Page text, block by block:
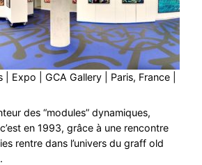
| Expo | GCA Gallery | Paris, France |
des “modules” dynamiques,
en 1993, grâce à une rencontre
rentre dans l’univers du graff old